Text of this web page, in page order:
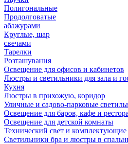
Полигональные
Продолговатые
абажурами
Круглые, шар
свечами
Тарелки
Розташування
Освещение для офисов и кабинетов
Люстры и светильники для зала и
Кухня
Люстры в прихожую, коридор
Уличные и садово-парковые
Освещение для баров, кафе и
Освещение для детской комнаты
Технический свет и комплектующие
Светильники бра и люстры в